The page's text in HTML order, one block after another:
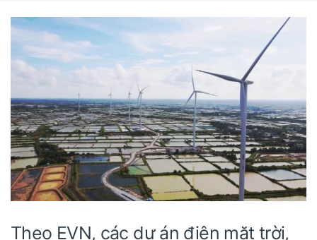
Theo EVN, các dự án điện mặt trời,